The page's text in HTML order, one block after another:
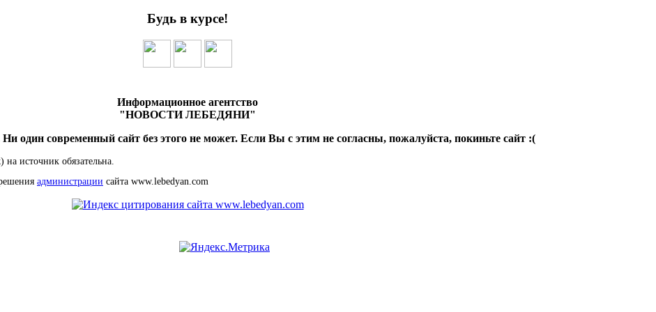
Будь в курсе!
Информационное агентство
"НОВОСТИ ЛЕБЕДЯНИ"
один современный сайт без этого не может. Если Вы с этим не согласны, пожалуйста, покиньте сайт :(
источник обязательна.
администрации сайта www.lebedyan.com